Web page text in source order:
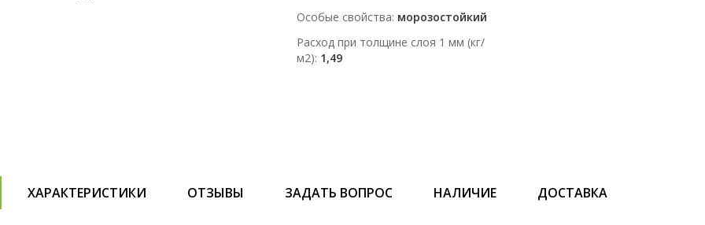
Особые свойства морозостойкий
Расход при толщине слоя 1 мм (кг/
м2) 1,49
ХАРАКТЕРИСТИКИ ОТЗЫВЫ ЗАДАТЬ ВОПРОС НАЛИЧИЕ ДОСТАВКА